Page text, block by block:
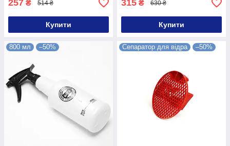
257 ₴ 514 ₴
Купити
315 ₴ 630 ₴
Купити
800 мл –50% Сепаратор для відра –50%